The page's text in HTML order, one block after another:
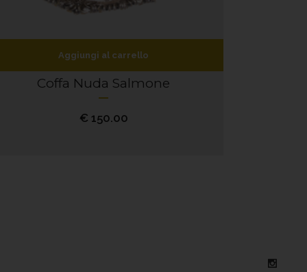
Aggiungi al carrello
Coffa Nuda Salmone
€ 150.00